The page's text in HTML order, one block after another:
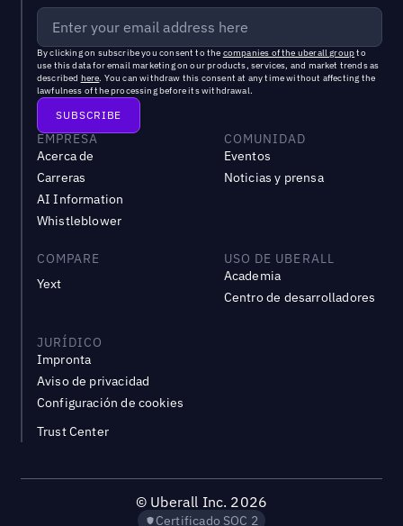
By clicking on subscribe you consent to the companies of the uberall groupto
use this data for email marketing on our products, services, and market trends as
described here. You can withdraw this consent at any time without affecting the
lawfulness of the processing before its withdrawal.
EMPRESA
Acerca de
Carreras
AI Information
Whistleblower
COMUNIDAD
Eventos
Noticias y prensa
COMPARE
Yext
USO DE UBERALL
Academia
Centro de desarrolladores
JURÍDICO
Impronta
Aviso de privacidad
Configuración de cookies
Trust Center
© Uberall Inc. 2026
Certificado SOC 2